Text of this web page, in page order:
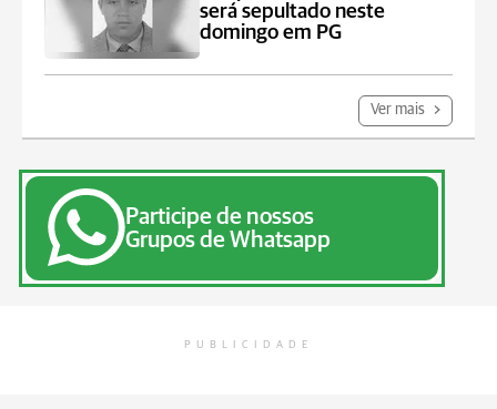
será sepultado neste
domingo em PG
Ver mais
Participe de nossos
Grupos de Whatsapp
PUBLICIDADE